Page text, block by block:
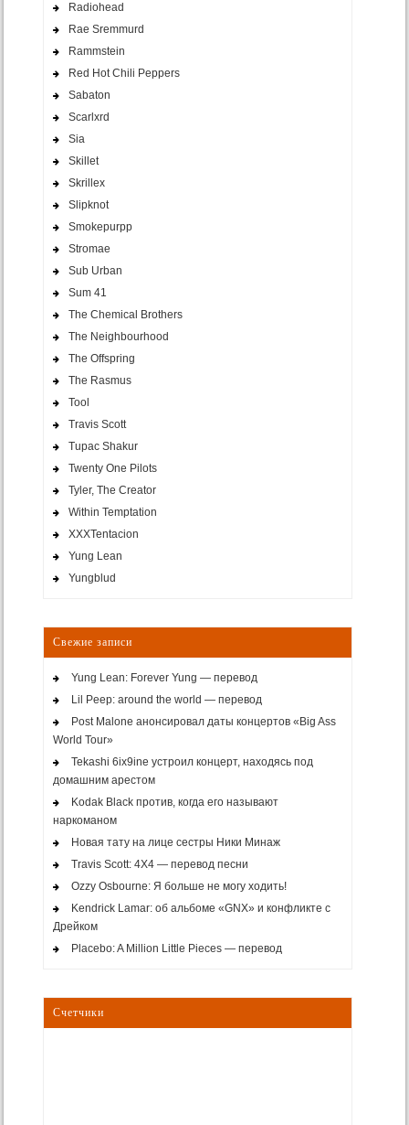
Radiohead
Rae Sremmurd
Rammstein
Red Hot Chili Peppers
Sabaton
Scarlxrd
Sia
Skillet
Skrillex
Slipknot
Smokepurpp
Stromae
Sub Urban
Sum 41
The Chemical Brothers
The Neighbourhood
The Offspring
The Rasmus
Tool
Travis Scott
Tupac Shakur
Twenty One Pilots
Tyler, The Creator
Within Temptation
XXXTentacion
Yung Lean
Yungblud
Свежие записи
Yung Lean: Forever Yung — перевод
Lil Peep: around the world — перевод
Post Malone анонсировал даты концертов «Big Ass
World Tour»
Tekashi 6ix9ine устроил концерт, находясь под
домашним арестом
Kodak Black против, когда его называют
наркоманом
Новая тату на лице сестры Ники Минаж
Travis Scott: 4X4 — перевод песни
Ozzy Osbourne: Я больше не могу ходить!
Kendrick Lamar: об альбоме «GNX» и конфликте с
Дрейком
Placebo: A Million Little Pieces — перевод
Счетчики